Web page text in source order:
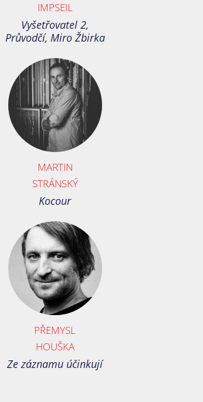
IMPSEIL
Vyšetřovatel 2,
Průvodčí, Miro Žbirka
MARTIN
STRÁNSKÝ
Kocour
PŘEMYSL
HOUŠKA
Ze záznamu účinkují